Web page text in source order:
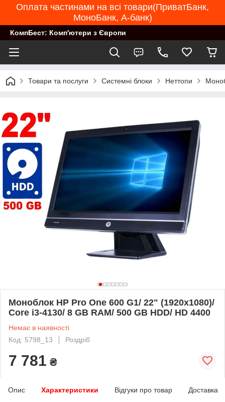
Оплата частинами на всі товари(ПриватБанк,
МоноБанк, А-банк)
КомпБест: Комп'ютери з Європи
Товари та послуги Системні блоки Неттопи
Моноблок HP Pro One 600 G1/ 22" (1920x1080)/
Core i3-4130/ 8 GB RAM/ 500 GB HDD/ HD 4400
Немає в наявності
Код: 5798_13
Роздріб
7 781 ₴
Опис Характеристики Відгуки про товар Доставка